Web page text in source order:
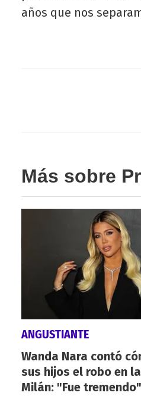
años que nos
Más sobre
ANGUSTIANTE
Wanda Nara contó
sus hijos el robo en
Milán: "Fue tremendo"